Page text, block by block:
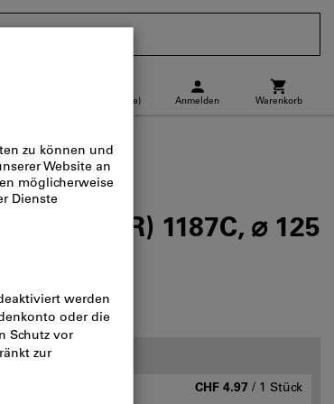
de) Anmelden Warenkorb
III (CER) 1187C, ⌀ 125
Staffelpreise:
CHF 4.97 / 1 Stück